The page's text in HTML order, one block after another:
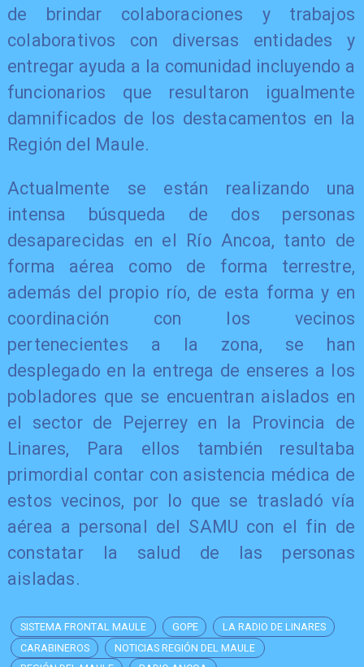
de brindar colaboraciones y trabajos
colaborativos con diversas entidades y
entregar ayuda a la comunidad incluyendo a
funcionarios que resultaron igualmente
damnificados de los destacamentos en la
Región del Maule.
Actualmente se están realizando una
intensa búsqueda de dos personas
desaparecidas en el Río Ancoa, tanto de
forma aérea como de forma terrestre,
además del propio río, de esta forma y en
coordinación con los vecinos
pertenecientes a la zona, se han
desplegado en la entrega de enseres a los
pobladores que se encuentran aislados en
el sector de Pejerrey en la Provincia de
Linares, Para ellos también resultaba
primordial contar con asistencia médica de
estos vecinos, por lo que se trasladó vía
aérea a personal del SAMU con el fin de
constatar la salud de las personas
aisladas.
SISTEMA FRONTAL MAULE GOPE
LA RADIO DE LINARES
CARABINEROS
NOTICIAS REGIÓN DEL MAULE